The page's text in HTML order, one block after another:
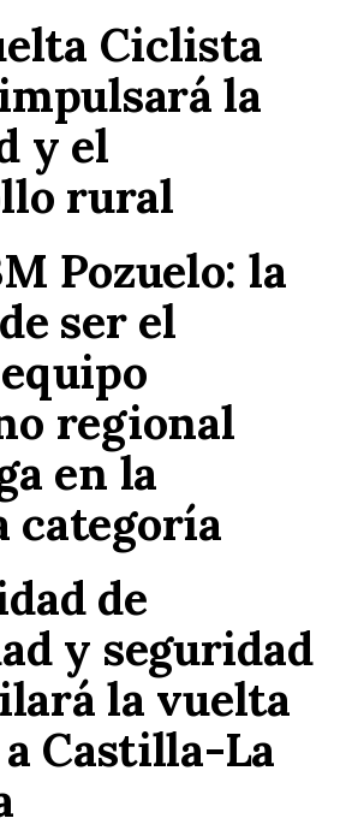
Ciclista
la
y el
rural
Pozuelo: la
ser el
regional
en la
categoría
de
y seguridad
la vuelta
Castilla-La